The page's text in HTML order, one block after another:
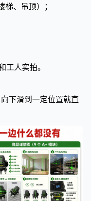
、吊顶）；
工人实拍。
下滑到一定位置就直